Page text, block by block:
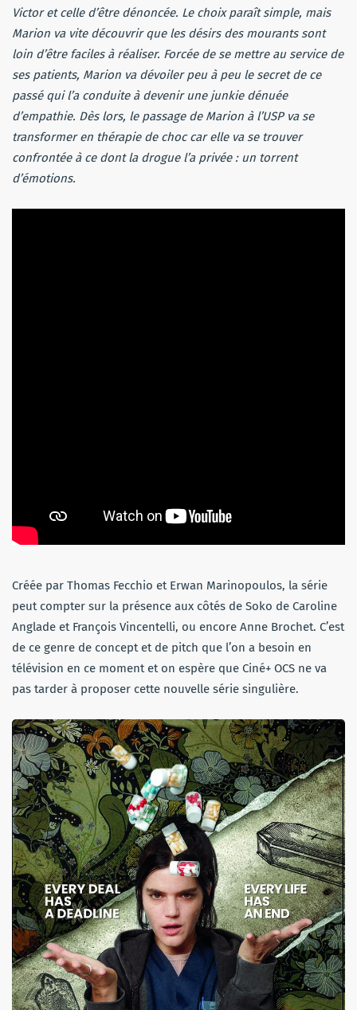
Victor et celle d’être dénoncée. Le choix paraît simple, mais
Marion va vite découvrir que les désirs des mourants sont
loin d’être faciles à réaliser. Forcée de se mettre au service de
ses patients, Marion va dévoiler peu à peu le secret de ce
passé qui l’a conduite à devenir une junkie dénuée
d’empathie. Dès lors, le passage de Marion à l’USP va se
transformer en thérapie de choc car elle va se trouver
confrontée à ce dont la drogue l’a privée : un torrent
d’émotions.
Créée par Thomas Fecchio et Erwan Marinopoulos, la série
peut compter sur la présence aux côtés de Soko de Caroline
Anglade et François Vincentelli, ou encore Anne Brochet. C’est
de ce genre de concept et de pitch que l’on a besoin en
télévision en ce moment et on espère que Ciné+ OCS ne va
pas tarder à proposer cette nouvelle série singulière.